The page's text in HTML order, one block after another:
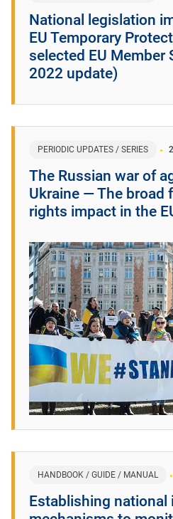
National legislation
EU Temporary
selected EU Member
2022 update)
PERIODIC UPDATES / SERIES
The Russian war of
Ukraine ― The broad
rights impact in the
HANDBOOK / GUIDE / MANUAL
Establishing national